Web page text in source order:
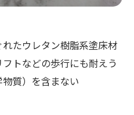
たウレタン樹脂系塗床材
トなどの歩行にも耐えう
質）を含まない